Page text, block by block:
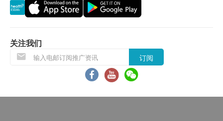
梅毒血清測試
化验项目
解脲支原体基因测试
咨询有认可资格的医生，作出诊断及治疗。
本服务/产品由商户提供。生活易【健康网购
有关此服务/产品的错漏或延误，或因使用此服务/
产品而引致的损失、损害、受伤或法律诉讼，健康
网购health.ESDlife概不负责。一切有关的索偿或
查询，须向提供服务之体检中心或商户提出。
关注我们
订阅